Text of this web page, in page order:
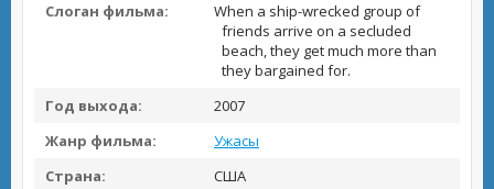
Слоган фильма:
When a ship-wrecked group of
friends arrive on a secluded
beach, they get much more than
they bargained for.
Год выхода:
2007
Жанр фильма:
Ужасы
Страна:
США